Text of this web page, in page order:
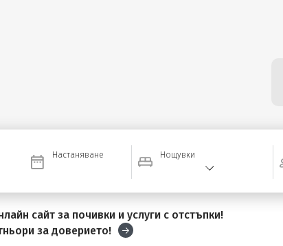
Настаняване Нощувки
сайт за почивки и услуги с отстъпки!
за доверието!